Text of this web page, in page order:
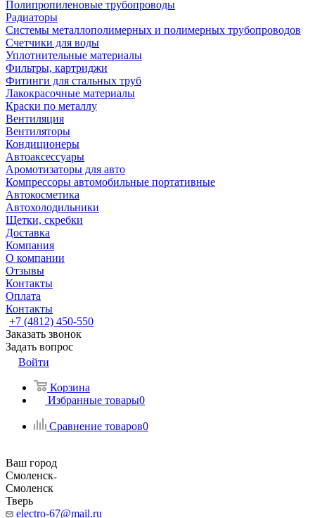
Полипропиленовые трубопроводы
Радиаторы
Системы металлополимерных и полимерных трубопроводов
Счетчики для воды
Уплотнительные материалы
Фильтры, картриджи
Фитинги для стальных труб
Лакокрасочные материалы
Краски по металлу
Вентиляция
Вентиляторы
Кондиционеры
Автоаксессуары
Аромотизаторы для авто
Компрессоры автомобильные портативные
Автокосметика
Автохолодильники
Щетки, скребки
Доставка
Компания
О компании
Отзывы
Контакты
Оплата
Контакты
+7 (4812) 450-550
Заказать звонок
Задать вопрос
Войти
Корзина
Избранные товары0
Сравнение товаров0
Ваш город
Смоленск
Смоленск
Тверь
electro-67@mail.ru